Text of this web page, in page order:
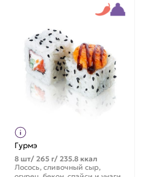
Гурмэ
8 шт/ 265 г/ 235.8 ккал
Лосось, сливочный сыр,